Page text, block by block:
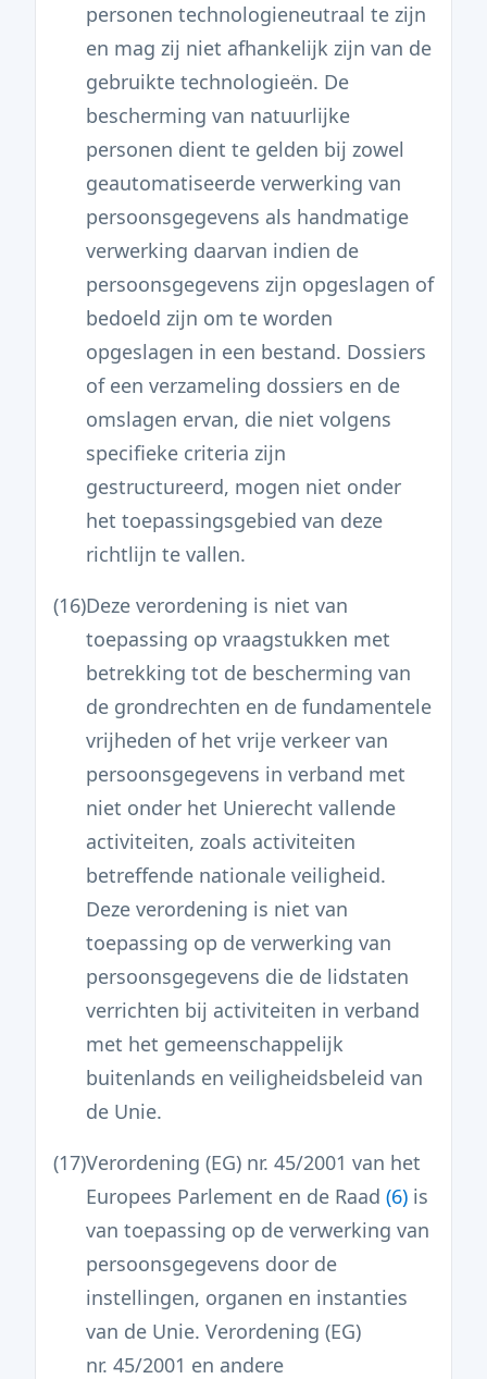
personen technologieneutraal te zijn
en mag zij niet afhankelijk zijn van de
gebruikte technologieën. De
bescherming van natuurlijke
personen dient te gelden bij zowel
geautomatiseerde verwerking van
persoonsgegevens als handmatige
verwerking daarvan indien de
persoonsgegevens zijn opgeslagen of
bedoeld zijn om te worden
opgeslagen in een bestand. Dossiers
of een verzameling dossiers en de
omslagen ervan, die niet volgens
specifieke criteria zijn
gestructureerd, mogen niet onder
het toepassingsgebied van deze
richtlijn te vallen.
(16)Deze verordening is niet van
toepassing op vraagstukken met
betrekking tot de bescherming van
de grondrechten en de fundamentele
vrijheden of het vrije verkeer van
persoonsgegevens in verband met
niet onder het Unierecht vallende
activiteiten, zoals activiteiten
betreffende nationale veiligheid.
Deze verordening is niet van
toepassing op de verwerking van
persoonsgegevens die de lidstaten
verrichten bij activiteiten in verband
met het gemeenschappelijk
buitenlands en veiligheidsbeleid van
de Unie.
(17)Verordening (EG) nr. 45/2001 van het
Europees Parlement en de Raad (6) is
van toepassing op de verwerking van
persoonsgegevens door de
instellingen, organen en instanties
van de Unie. Verordening (EG)
nr. 45/2001 en andere